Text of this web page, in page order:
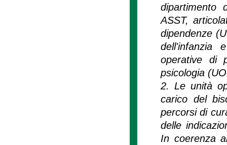
dipartimento
ASST,
dipendenze
dell'infanzia
operative di
psicologia
2. Le unità
carico del
percorsi di
delle
In coerenza